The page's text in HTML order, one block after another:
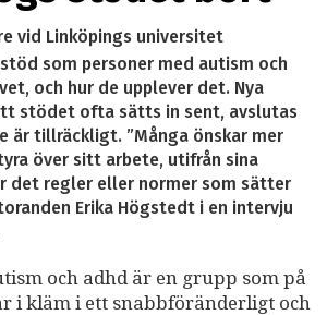
vid Linköpings universitet
som personer med autism och
och hur de upplever det. Nya
stödet ofta sätts in sent, avslutas
är tillräckligt. ”Många önskar mer
över sitt arbete, utifrån sina
det regler eller normer som sätter
Erika Högstedt i en intervju
och adhd är en grupp som på
i kläm i ett snabbföränderligt och